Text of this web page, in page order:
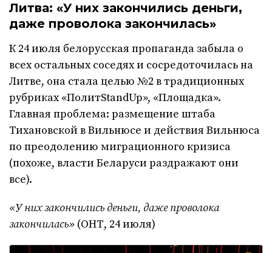
Литва: «У них закончились деньги,
даже проволока закончилась»
К 24 июля белорусская пропаганда забыла о
всех остальных соседях и сосредоточилась на
Литве, она стала целью №2 в традиционных
рубриках «ПолитStandUp», «Площадка».
Главная проблема: размещение штаба
Тихановской в Вильнюсе и действия Вильнюса
по преодолению миграционного кризиса
(похоже, власти Беларуси раздражают они
все).
«У них закончились деньги, даже проволока
закончилась» (ОНТ, 24 июля)